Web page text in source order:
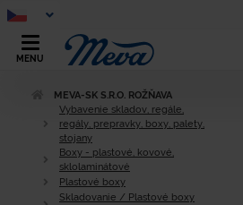
MENU
MEVA-SK S.R.O. ROŽŇAVA
Vybavenie skladov, regále,
regály, prepravky, boxy, palety,
stojany
Boxy - plastové, kovové,
sklolaminátové
Plastové boxy
Skladovanie / Plastové boxy